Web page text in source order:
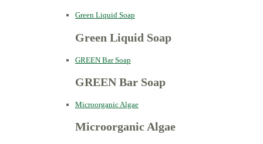
Green Liquid Soap
Green Liquid Soap
GREEN Bar Soap
GREEN Bar Soap
Microorganic Algae
Microorganic Algae